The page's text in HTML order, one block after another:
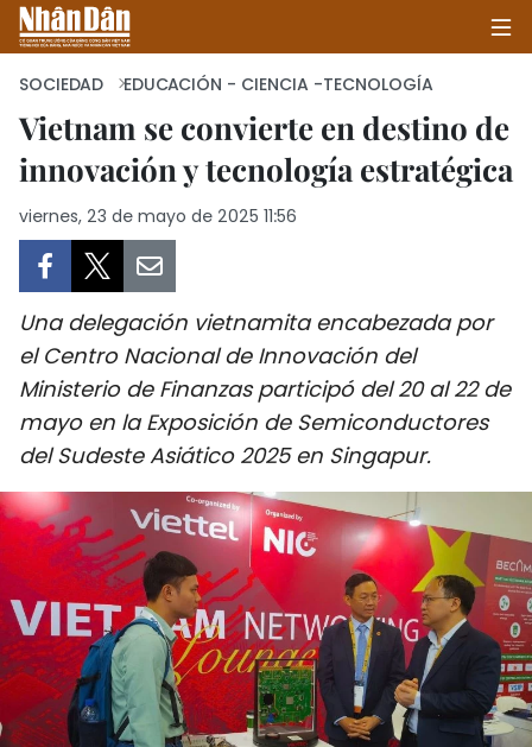
INICIO
POLÍTICA
SOCIEDAD
SALUD - MEDIO AMBIENTE
CULTURA - ENTRETENIMIENTO
INTERNACIONAL
DEPORTES
VIAJES
PUENTE DE AMISTAD
HISTORIAS MULTIMEDIA
SOCIEDAD EDUCACIÓN - CIENCIA -TECNOLOGÍA
Vietnam se convierte en destino de
innovación y tecnología estratégica
viernes, 23 de mayo de 2025 11:56
Una delegación vietnamita encabezada por
el Centro Nacional de Innovación del
Ministerio de Finanzas participó del 20 al 22 de
mayo en la Exposición de Semiconductores
del Sudeste Asiático 2025 en Singapur.